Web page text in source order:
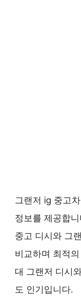
그랜저 ig 중고
정보를 제공합
중고 디시와 그
비교하며 최적
대 그랜저 디시
도 인기입니다.